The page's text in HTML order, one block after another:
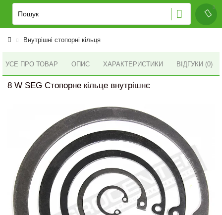
Внутрішні стопорні кільця
УСЕ ПРО ТОВАР ОПИС ХАРАКТЕРИСТИКИ ВІДГУКИ (0)
8 W SEG Стопорне кільце внутрішнє